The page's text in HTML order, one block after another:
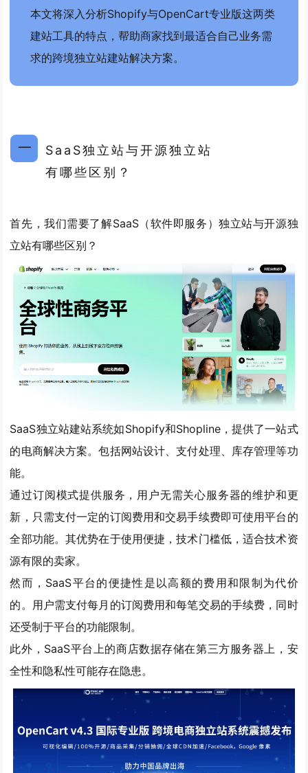
本文将深入分析Shopify与OpenCart专业版这两类
建站工具的特点，帮助商家找到最适合自己业务需
求的跨境独立站建站解决方案。
一
SaaS独立站与开源独立站
有哪些区别？
首先，我们需要了解SaaS（软件即服务）独立站与开源独
立站有哪些区别？
SaaS独立站建站系统如Shopify和Shopline，提供了一站式
的电商解决方案。包括网站设计、支付处理、库存管理等功
能。
通过订阅模式提供服务，用户无需关心服务器的维护和更
新，只需支付一定的订阅费用和交易手续费即可使用平台的
全部功能。其优势在于使用便捷，技术门槛低，适合技术资
源有限的卖家。
然而，SaaS平台的便捷性是以高额的费用和限制为代价
的。
用户需支付每月的订阅费用和每笔交易的手续费 ，同时
还受制于平台的功能限制。
此外，SaaS平台上的商店数据存储在第三方服务器上，安
全性和隐私性可能存在隐患。